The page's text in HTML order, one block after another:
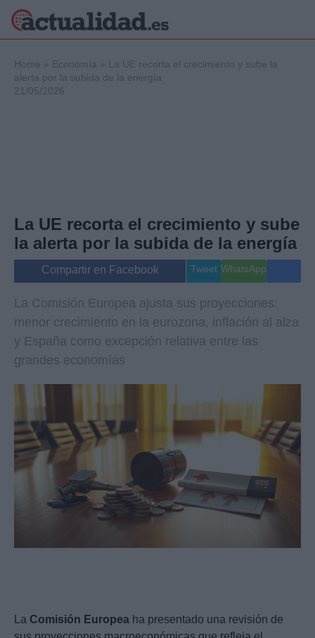
Internacional
Viajes
Gente
Musica
Home » Economía »
La UE recorta el crecimiento y sube la
alerta por la subida de la energía
21/05/2026
La UE recorta el crecimiento y sube
la alerta por la subida de la energía
Compartir en Facebook Tweet WhatsApp
La Comisión Europea ajusta sus proyecciones:
menor crecimiento en la eurozona, inflación al alza
y España como excepción relativa entre las
grandes economías
La Comisión Europea ha presentado una revisión de